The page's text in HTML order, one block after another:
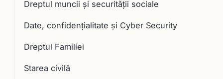
Dreptul muncii și securității sociale
Date, confidențialitate și Cyber Security
Dreptul Familiei
Starea civilă